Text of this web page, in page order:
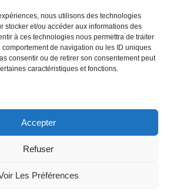
nous utilisons des technologies
stocker et/ou accéder aux informations des
à ces technologies nous permettra de traiter
de navigation ou les ID uniques
consentir ou de retirer son consentement peut
caractéristiques et fonctions.
Accepter
Refuser
Les Préférences
| Tous les droits sont